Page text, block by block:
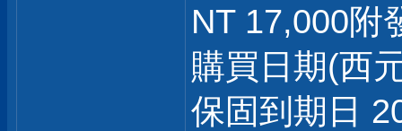
NT 17,000附
購買日期(西
保固到期日